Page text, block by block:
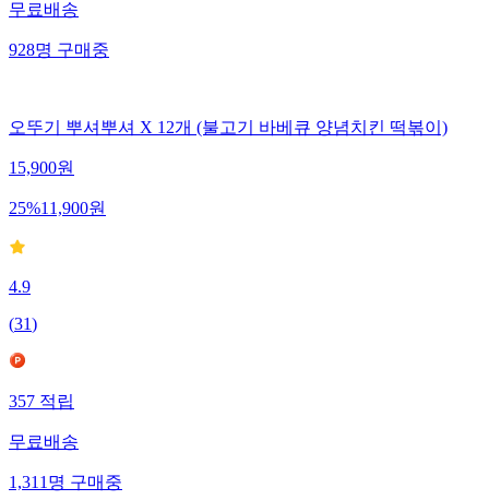
무료배송
928명구매중
오뚜기 뿌셔뿌셔 X 12개 (불고기 바베큐 양념치킨 떡볶이)
15,900원
25%11,900원
4.9
(31)
357적립
무료배송
1,311명구매중